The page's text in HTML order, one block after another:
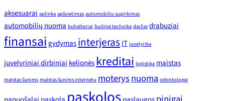
aksesuarai aplinka apšvietimas automobiliu supirkimas
automobilių nuoma buhalteriai buitinė technika daržas drabuziai
finansai gydymasinterjerasIT juvelyrika
juvelyriniai dirbiniai kelionėskreditai logistika maistas
maistas šunims maistas šunims internetu moterysnuoma odontologai